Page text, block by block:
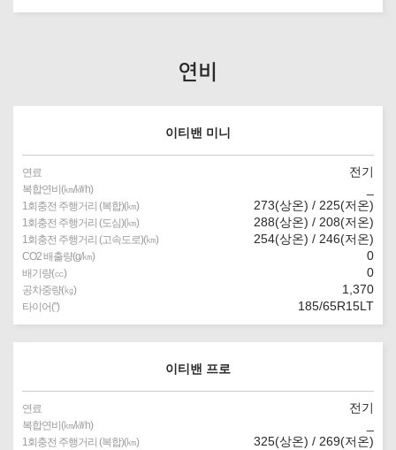
연비
이티밴 미니
연료 전기
복합연비(㎞/㎾h)
1회충전 주행거리 (복합)(㎞) 273(상온) / 225(저온)
1회충전 주행거리 (도심)(㎞) 288(상온) / 208(저온)
1회충전 주행거리 (고속도로)(㎞) 254(상온) / 246(저온)
CO2 배출량(g/㎞) 0
배기량(㏄) 0
공차중량(㎏) 1,370
타이어(″) 185/65R15LT
이티밴 프로
연료 전기
복합연비(㎞/㎾h)
1회충전 주행거리 (복합)(㎞) 325(상온) / 269(저온)